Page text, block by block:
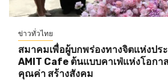
ข่าวทั่วไทย
สมาคมเพื่อผู้บกพร่องทางจิตแห่งปร
AMIT Cafe ต้นแบบคาเฟ่แห่งโอกา
คุณค่า สร้างสังคม